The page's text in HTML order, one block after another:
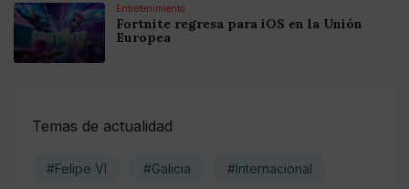
Entretenimiento
Fortnite regresa para iOS en la Unión
Europea
Temas de actualidad
#Felipe VI #Galicia #Internacional